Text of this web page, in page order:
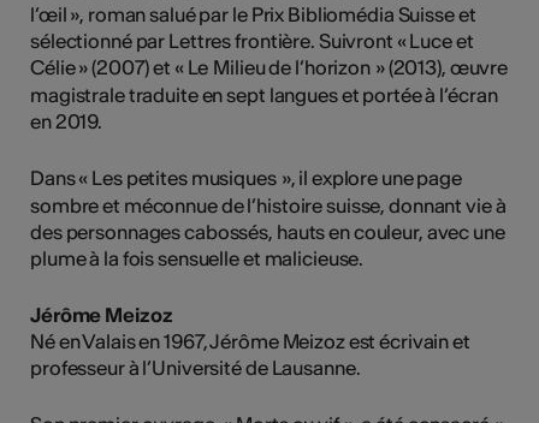
l’œil », roman salué par le Prix Bibliomédia Suisse et
sélectionné par Lettres frontière. Suivront « Luce et
Célie » (2007) et « Le Milieu de l’horizon » (2013), œuvre
magistrale traduite en sept langues et portée à l’écran
en 2019.
Dans « Les petites musiques », il explore une page
sombre et méconnue de l’histoire suisse, donnant vie à
des personnages cabossés, hauts en couleur, avec une
plume à la fois sensuelle et malicieuse.
Jérôme Meizoz
Né en Valais en 1967, Jérôme Meizoz est écrivain et
professeur à l’Université de Lausanne.